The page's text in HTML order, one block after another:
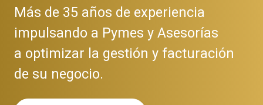
Más de 35 años de experiencia
impulsando a Pymes y Asesorías
a optimizar la gestión y facturación
de su negocio.